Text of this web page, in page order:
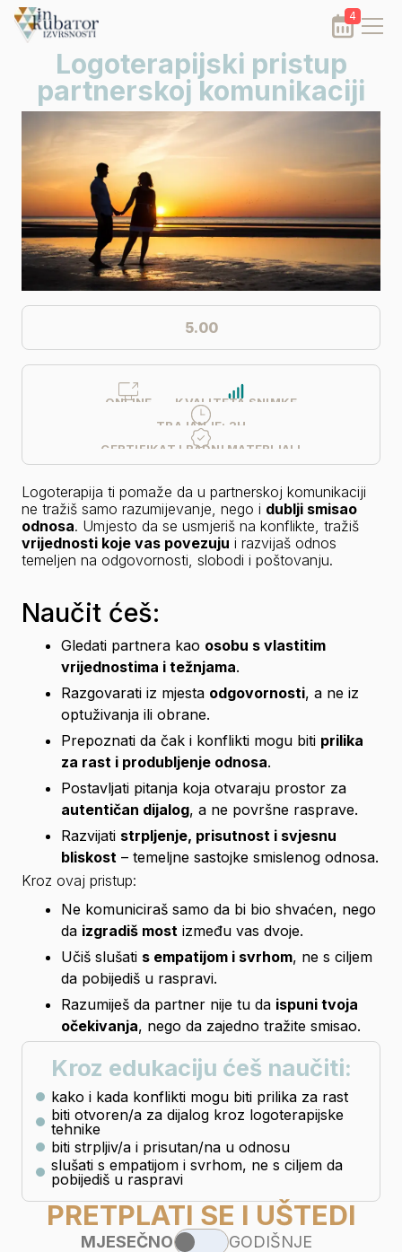
4
Logoterapijski pristup
partnerskoj komunikaciji
ONLINE
KVALITETA SNIMKE
TRAJANJE: 2H
CERTIFIKAT I RADNI MATERIJALI
5.00
Logoterapija ti pomaže da u partnerskoj komunikaciji
ne tražiš samo razumijevanje, nego i dublji smisao
odnosa
vrijednosti koje vas povezuju i razvijaš odnos
temeljen na odgovornosti, slobodi i poštovanju.
Naučit ćeš:
Gledati partnera kao osobu s vlastitim
vrijednostima i težnjama.
Razgovarati iz mjesta odgovornosti, a ne iz
optuživanja ili obrane.
Prepoznati da čak i konflikti mogu biti prilika
za rast i produbljenje odnosa.
autentičan dijalog, a ne površne rasprave.
Razvijati strpljenje, prisutnost i svjesnu
bliskost – temeljne sastojke smislenog odnosa.
Kroz ovaj pristup:
Ne komuniciraš samo da bi bio shvaćen, nego
da izgradiš most između vas dvoje.
Učiš slušati s empatijom i svrhom, ne s ciljem
da pobijediš u raspravi.
Razumiješ da partner nije tu da ispuni tvoja
očekivanja, nego da zajedno tražite smisao.
Kroz edukaciju ćeš naučiti:
kako i kada konflikti mogu biti prilika za rast
biti otvoren/a za dijalog kroz logoterapijske
tehnike
biti strpljiv/a i prisutan/na u odnosu
slušati s empatijom i svrhom, ne s ciljem da
pobijediš u raspravi
PRETPLATI SE I UŠTEDI
MJESEČNO GODIŠNJE